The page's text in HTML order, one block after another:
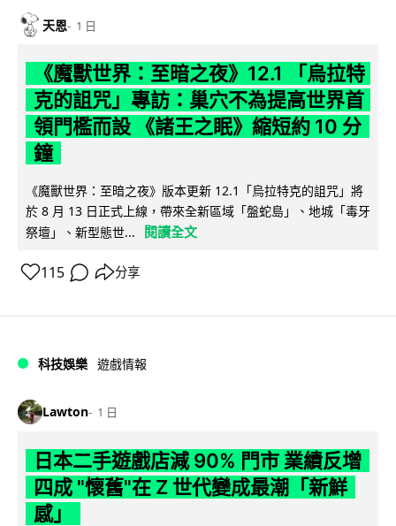
天恩 1 日
《魔獸世界：至暗之夜》12.1 「烏拉特
克的詛咒」專訪：巢穴不為提高世界首
領門檻而設 《諸王之眠》縮短約 10 分
鐘
《魔獸世界：至暗之夜》版本更新 12.1「烏拉特克的詛咒」將
於 8 月 13 日正式上線，帶來全新區域「盤蛇島」、地城「毒牙
祭壇」、新型態世...
閱讀全文
115 分享
科技娛樂 遊戲情報
Lawton 1 日
日本二手遊戲店減 90% 門市 業績反增
四成 "懷舊"在 Z 世代變成最潮「新鮮
感」